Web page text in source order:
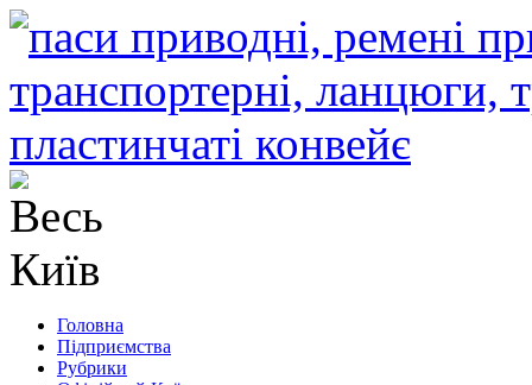
Головна
Підприємства
Рубрики